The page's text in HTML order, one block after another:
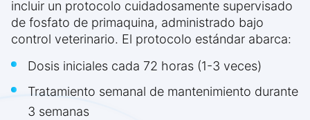
incluir un protocolo cuidadosamente supervisado
de fosfato de primaquina, administrado bajo
control veterinario. El protocolo estándar abarca:
Dosis iniciales cada 72 horas (1-3 veces)
Tratamiento semanal de mantenimiento durante
3 semanas